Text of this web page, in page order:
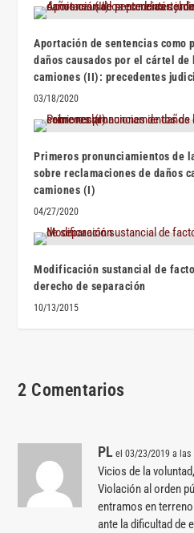
Aportación de sentencias como
daños causados por el cártel
camiones (II): precedentes
03/18/2020
Primeros pronunciamientos de
sobre reclamaciones de daños
camiones (I)
04/27/2020
Modificación sustancial de
derecho de separación
10/13/2015
2 Comentarios
PL el 03/23/2019 a las
Vicios de la
Violación al orden
entramos en
ante la dificultad de